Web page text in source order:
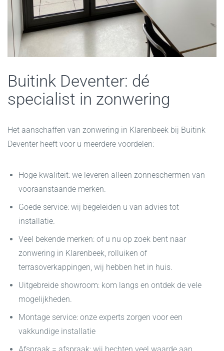
Buitink Deventer: dé
specialist in zonwering
Het aanschaffen van zonwering in Klarenbeek bij Buitink
Deventer heeft voor u meerdere voordelen:
Hoge kwaliteit: we leveren alleen zonneschermen van
vooraanstaande merken.
Goede service: wij begeleiden u van advies tot
installatie.
Veel bekende merken: of u nu op zoek bent naar
zonwering in Klarenbeek, rolluiken of
terrasoverkappingen, wij hebben het in huis.
Uitgebreide showroom: kom langs en ontdek de vele
mogelijkheden.
Montage service: onze experts zorgen voor een
vakkundige installatie